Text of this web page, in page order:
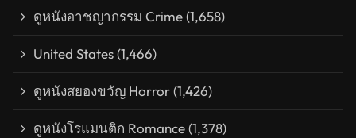
ดูหนังอาชญากรรม Crime(1,658)
United States(1,466)
ดูหนังสยองขวัญ Horror(1,426)
ดูหนังโรแมนติก Romance(1,378)